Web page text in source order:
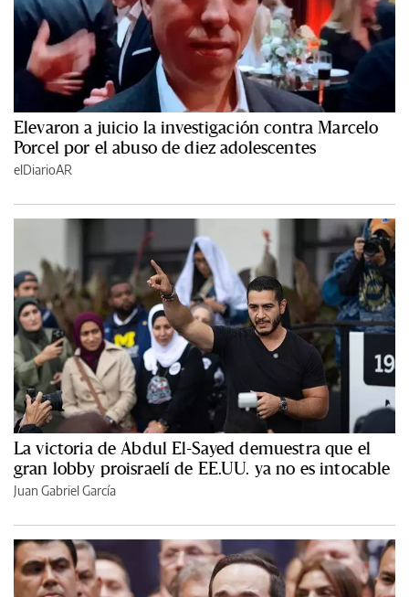
Elevaron a juicio la investigación contra Marcelo
Porcel por el abuso de diez adolescentes
elDiarioAR
La victoria de Abdul El-Sayed demuestra que el
gran lobby proisraelí de EE.UU. ya no es intocable
Juan Gabriel García